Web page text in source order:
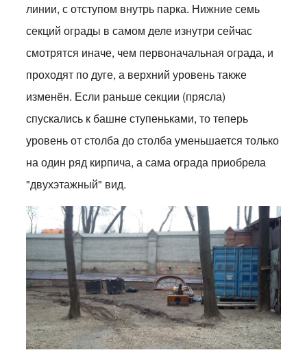
линии, с отступом внутрь парка. Нижние семь
секций ограды в самом деле изнутри сейчас
смотрятся иначе, чем первоначальная ограда, и
проходят по дуге, а верхний уровень также
изменён. Если раньше секции (прясла)
спускались к башне ступеньками, то теперь
уровень от столба до столба уменьшается только
на один ряд кирпича, а сама ограда приобрела
"двухэтажный" вид.